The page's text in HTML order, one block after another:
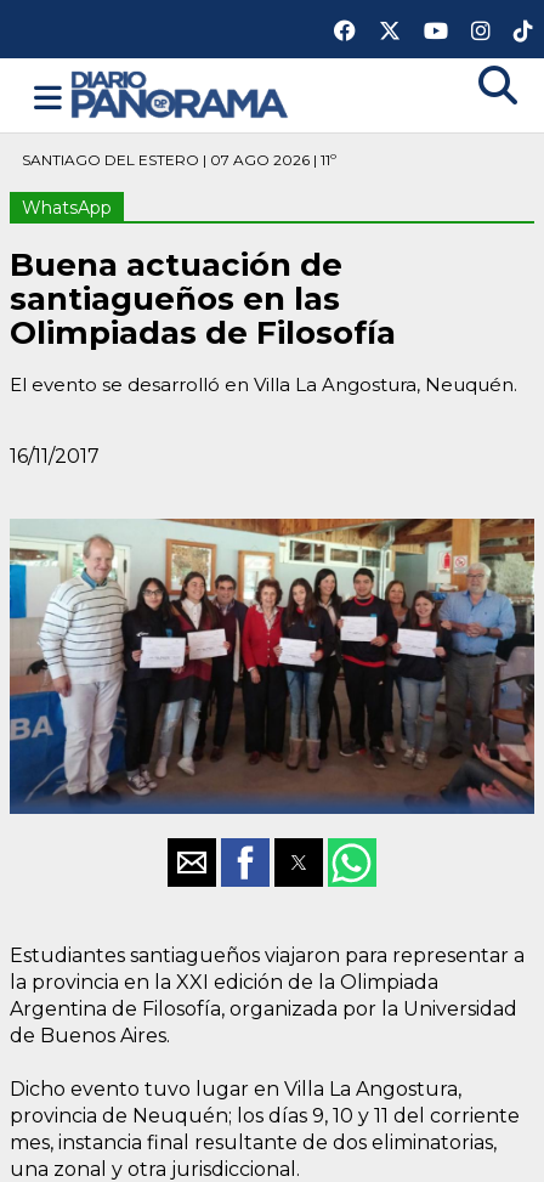
SANTIAGO DEL ESTERO | 07 AGO 2026 | 11º
WhatsApp
Buena actuación de
santiagueños en las
Olimpiadas de Filosofía
El evento se desarrolló en Villa La Angostura, Neuquén.
16/11/2017
Estudiantes santiagueños viajaron para representar a
la provincia en la XXI edición de la Olimpiada
Argentina de Filosofía, organizada por la Universidad
de Buenos Aires.
Dicho evento tuvo lugar en Villa La Angostura,
provincia de Neuquén; los días 9, 10 y 11 del corriente
mes, instancia final resultante de dos eliminatorias,
una zonal y otra jurisdiccional.